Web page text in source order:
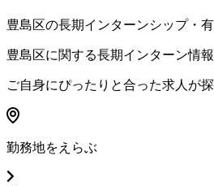
豊島区の長期インターンシップ・
豊島区に関する長期インターン情
ご自身にぴったりと合った求人が探
勤務地をえらぶ